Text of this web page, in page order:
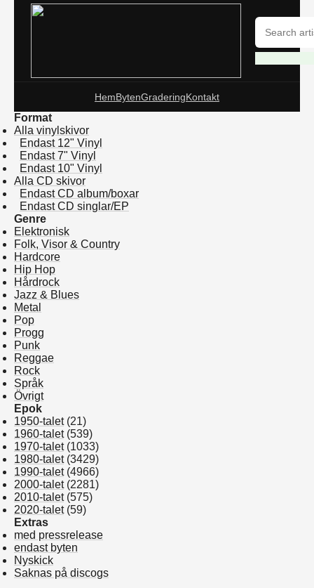
HemBytenGraderingKontakt
Format
Alla vinylskivor
Endast 12" Vinyl
Endast 7" Vinyl
Endast 10" Vinyl
Alla CD skivor
Endast CD album/boxar
Endast CD singlar/EP
Genre
Elektronisk
Folk, Visor & Country
Hardcore
Hip Hop
Hårdrock
Jazz & Blues
Metal
Pop
Progg
Punk
Reggae
Rock
Språk
Övrigt
Epok
1950-talet(21)
1960-talet(539)
1970-talet(1033)
1980-talet(3429)
1990-talet(4966)
2000-talet(2281)
2010-talet(575)
2020-talet(59)
Extras
med pressrelease
endast byten
Nyskick
Saknas på discogs